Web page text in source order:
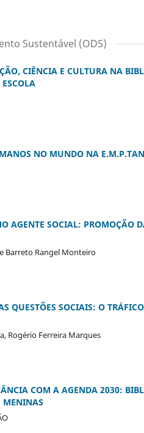
Sustentável (ODS)
CIÊNCIA E CULTURA NA
NO MUNDO NA
AGENTE SOCIAL: PROMOÇÃO
Barreto Rangel Monteiro
QUESTÕES SOCIAIS: O
Rogério Ferreira Marques
COM A AGENDA 2030:
MENINAS